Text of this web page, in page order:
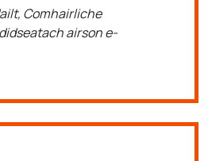
Comhairliche
airson e-